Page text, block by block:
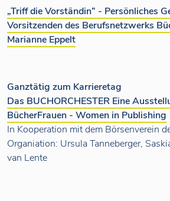
„Triff die Vorständin“ - Persönliches
Vorsitzenden des Berufsnetzwerks
Marianne Eppelt
Ganztätig zum Karrieretag
Das BUCHORCHESTER Eine
BücherFrauen - Women in Publishing
In Kooperation mit dem Börsenverein
Organiation: Ursula Tanneberger,
van Lente